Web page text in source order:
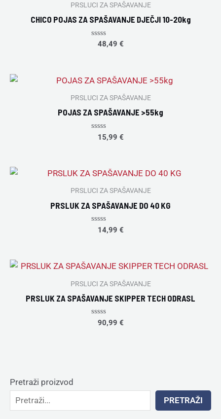
Pretraži proizvod
PRETRAŽI
PRSLUCI ZA SPAŠAVANJE
CHICO POJAS ZA SPAŠAVANJE DJEČJI 10-20kg
Rated
48,49 €
PRSLUCI ZA SPAŠAVANJE
POJAS ZA SPAŠAVANJE >55kg
Rated
15,99 €
PRSLUCI ZA SPAŠAVANJE
PRSLUK ZA SPAŠAVANJE DO 40 KG
Rated
14,99 €
PRSLUCI ZA SPAŠAVANJE
PRSLUK ZA SPAŠAVANJE SKIPPER TECH ODRASL
Rated
90,99 €